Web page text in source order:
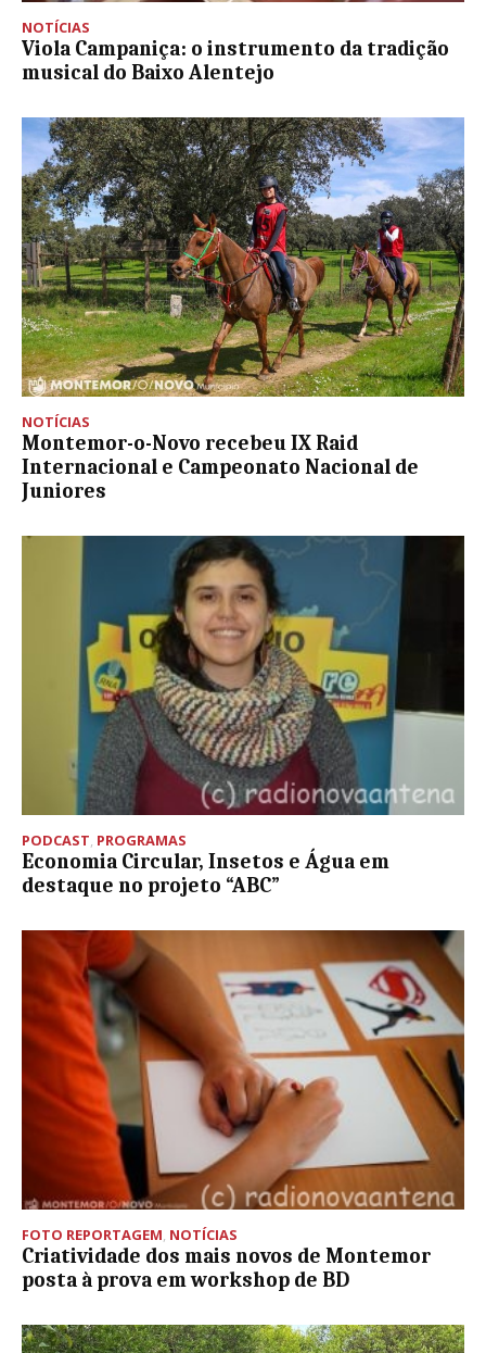
NOTÍCIAS
Viola Campaniça: o instrumento da tradição
musical do Baixo Alentejo
NOTÍCIAS
Montemor-o-Novo recebeu IX Raid
Internacional e Campeonato Nacional de
Juniores
PODCAST, PROGRAMAS
Economia Circular, Insetos e Água em
destaque no projeto “ABC”
FOTO REPORTAGEM, NOTÍCIAS
Criatividade dos mais novos de Montemor
posta à prova em workshop de BD